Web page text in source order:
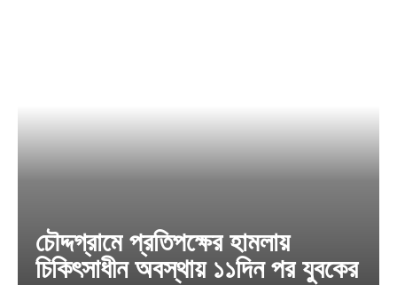
চৌদ্দগ্রামে প্রতিপক্ষের হামলায়
চিকিৎসাধীন অবস্থায় ১১দিন পর যুবকের